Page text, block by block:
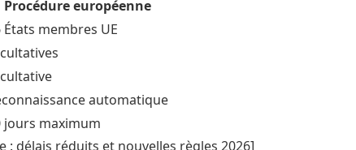
Procédure européenne
États membres UE
automatique
jours maximum
délais réduits et nouvelles règles 2026]